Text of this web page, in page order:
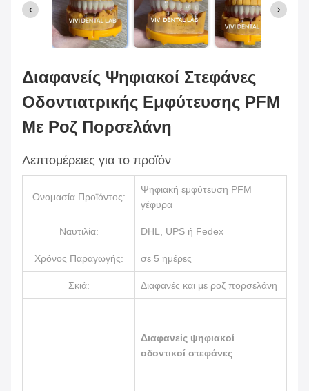
Διαφανείς Ψηφιακοί Στεφάνες
Οδοντιατρικής Εμφύτευσης PFM
Με Ροζ Πορσελάνη
Λεπτομέρειες για το προϊόν
Ονομασία Προϊόντος:
Ψηφιακή εμφύτευση PFM
γέφυρα
Ναυτιλία: DHL, UPS ή Fedex
Χρόνος Παραγωγής: σε 5 ημέρες
Σκιά: Διαφανές και με ροζ πορσελάνη
Διαφανείς ψηφιακοί
οδοντικοί στεφάνες